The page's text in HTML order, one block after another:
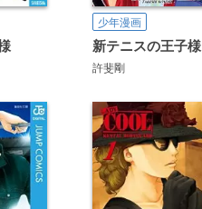
少年漫画
新テニスの王子様
許斐剛